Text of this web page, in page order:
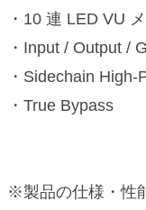
・10 連 LED VU
・Input / Output /
・Sidechain High-
・True Bypass
※製品の仕様・性